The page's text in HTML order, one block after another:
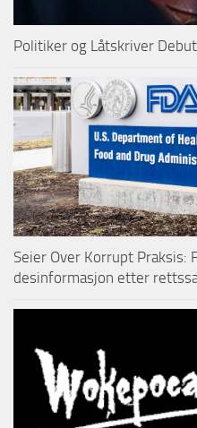
Politiker og Låtskriver
Seier Over Korrupt
desinformasjon etter